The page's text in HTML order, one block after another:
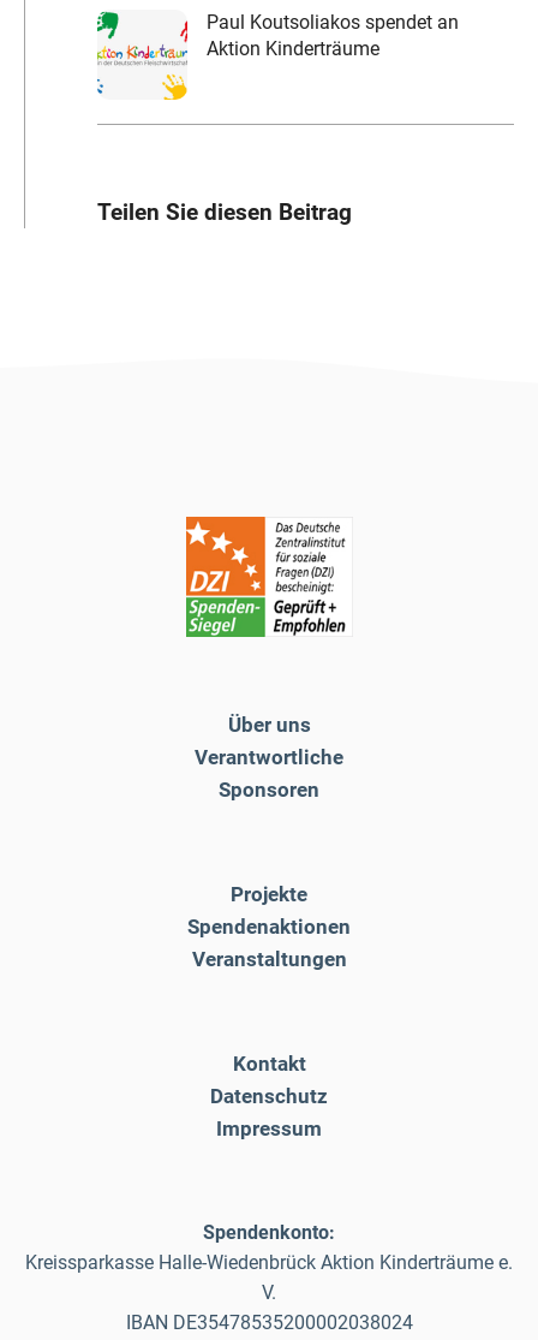
Paul Koutsoliakos spendet an
Aktion Kinderträume
Teilen Sie diesen Beitrag
Über uns
Verantwortliche
Sponsoren
Projekte
Spendenaktionen
Veranstaltungen
Kontakt
Datenschutz
Impressum
Spendenkonto:
Kreissparkasse Halle-Wiedenbrück Aktion Kinderträume e.
V.
IBAN DE35478535200002038024